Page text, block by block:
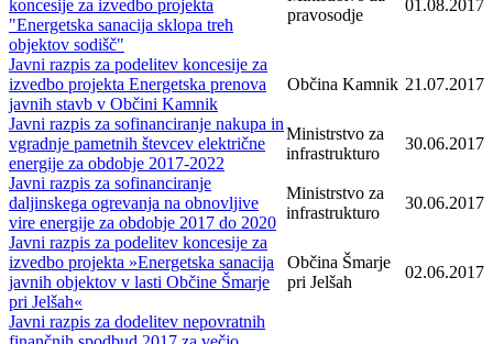
koncesije za izvedbo projekta
"Energetska sanacija sklopa treh
objektov sodišč"
pravosodje
01.08.2017
Javni razpis za podelitev koncesije za
izvedbo projekta Energetska prenova
javnih stavb v Občini Kamnik
Občina Kamnik 21.07.2017
Javni razpis za sofinanciranje nakupa in
vgradnje pametnih števcev električne
energije za obdobje 2017-2022
Ministrstvo za
infrastrukturo
30.06.2017
Javni razpis za sofinanciranje
daljinskega ogrevanja na obnovljive
vire energije za obdobje 2017 do 2020
Ministrstvo za
infrastrukturo
30.06.2017
Javni razpis za podelitev koncesije za
izvedbo projekta »Energetska sanacija
javnih objektov v lasti Občine Šmarje
pri Jelšah«
Občina Šmarje
pri Jelšah
02.06.2017
Javni razpis za dodelitev nepovratnih